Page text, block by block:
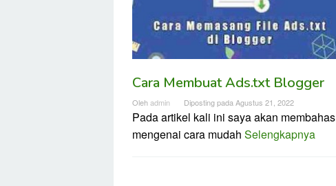
Cara Membuat Ads.txt Blogger
Olehadmin Diposting padaAgustus 21, 2022
Pada artikel kali ini saya akan membahas
mengenai cara mudah Selengkapnya